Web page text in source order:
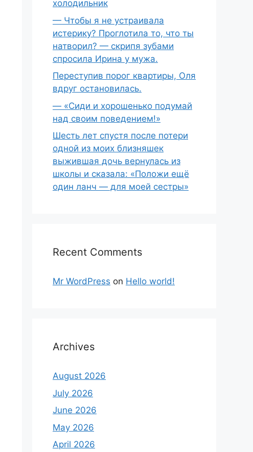
холодильник
— Чтобы я не устраивала
истерику? Проглотила то, что ты
натворил? — скрипя зубами
спросила Ирина у мужа.
Переступив порог квартиры, Оля
вдруг остановилась.
— «Сиди и хорошенько подумай
над своим поведением!»
Шесть лет спустя после потери
одной из моих близняшек
выжившая дочь вернулась из
школы и сказала: «Положи ещё
один ланч — для моей сестры»
Recent Comments
Mr WordPress on Hello world!
Archives
August 2026
July 2026
June 2026
May 2026
April 2026